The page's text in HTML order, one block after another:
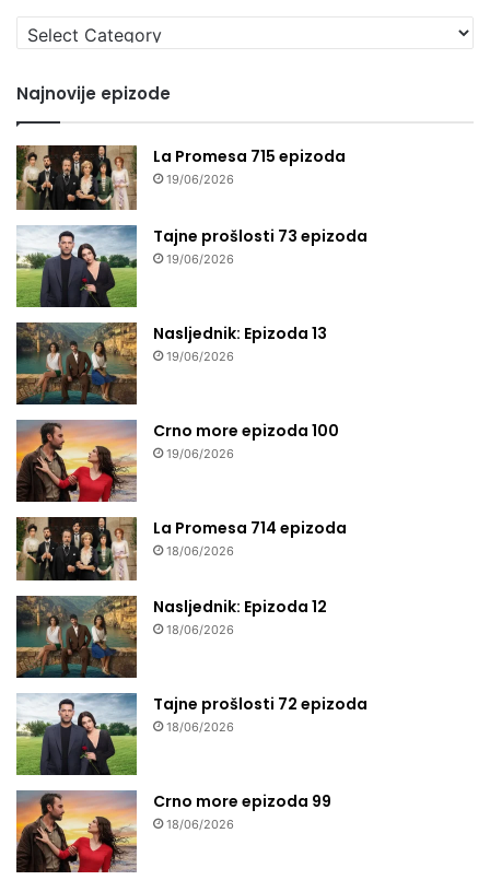
Izaberi
seriju
Najnovije epizode
La Promesa 715 epizoda
19/06/2026
Tajne prošlosti 73 epizoda
19/06/2026
Nasljednik: Epizoda 13
19/06/2026
Crno more epizoda 100
19/06/2026
La Promesa 714 epizoda
18/06/2026
Nasljednik: Epizoda 12
18/06/2026
Tajne prošlosti 72 epizoda
18/06/2026
Crno more epizoda 99
18/06/2026